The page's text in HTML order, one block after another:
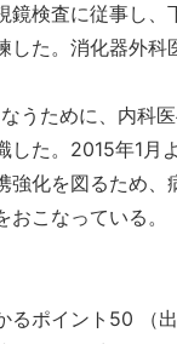
鏡検査に従事し
た。消化器外
うために、内科
した。2015年1月
強化を図るため
こなっている。
ポイント50 （出